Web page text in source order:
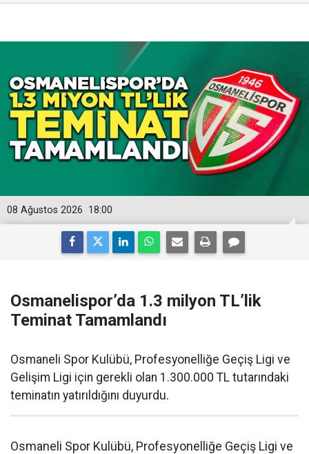
18:00
08 Ağustos 2026
Osmanelispor’da 1.3 milyon TL’lik
Teminat Tamamlandı
Osmaneli Spor Kulübü, Profesyonelliğe Geçiş Ligi ve
Gelişim Ligi için gerekli olan 1.300.000 TL tutarındaki
teminatın yatırıldığını duyurdu.
Osmaneli Spor Kulübü, Profesyonelliğe Geçiş Ligi ve